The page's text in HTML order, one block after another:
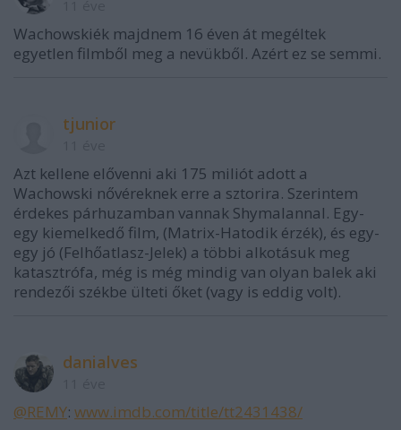
Wachowskiék majdnem 16 éven át megéltek
egyetlen filmből meg a nevükből. Azért ez se semmi.
tjunior
Azt kellene elővenni aki 175 miliót adott a
Wachowski nővéreknek erre a sztorira. Szerintem
érdekes párhuzamban vannak Shymalannal. Egy-
egy kiemelkedő film, (Matrix-Hatodik érzék), és egy-
egy jó (Felhőatlasz-Jelek) a többi alkotásuk meg
katasztrófa, még is még mindig van olyan balek aki
rendezői székbe ülteti őket (vagy is eddig volt).
danialves
@REMY: www.imdb.com/title/tt2431438/